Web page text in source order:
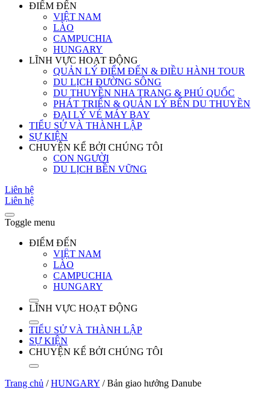
ĐIỂM ĐẾN
VIỆT NAM
LÀO
CAMPUCHIA
HUNGARY
LĨNH VỰC HOẠT ĐỘNG
QUẢN LÝ ĐIỂM ĐẾN & ĐIỀU HÀNH TOUR
DU LỊCH ĐƯỜNG SÔNG
DU THUYỀN NHA TRANG & PHÚ QUỐC
PHÁT TRIỂN & QUẢN LÝ BẾN DU THUYỀN
ĐẠI LÝ VÉ MÁY BAY
TIỂU SỬ VÀ THÀNH LẬP
SỰ KIỆN
CHUYỆN KỂ BỞI CHÚNG TÔI
CON NGƯỜI
DU LỊCH BỀN VỮNG
Liên hệ
Liên hệ
Toggle menu
ĐIỂM ĐẾN
VIỆT NAM
LÀO
CAMPUCHIA
HUNGARY
LĨNH VỰC HOẠT ĐỘNG
TIỂU SỬ VÀ THÀNH LẬP
SỰ KIỆN
CHUYỆN KỂ BỞI CHÚNG TÔI
Trang chủ / HUNGARY / Bản giao hưởng Danube